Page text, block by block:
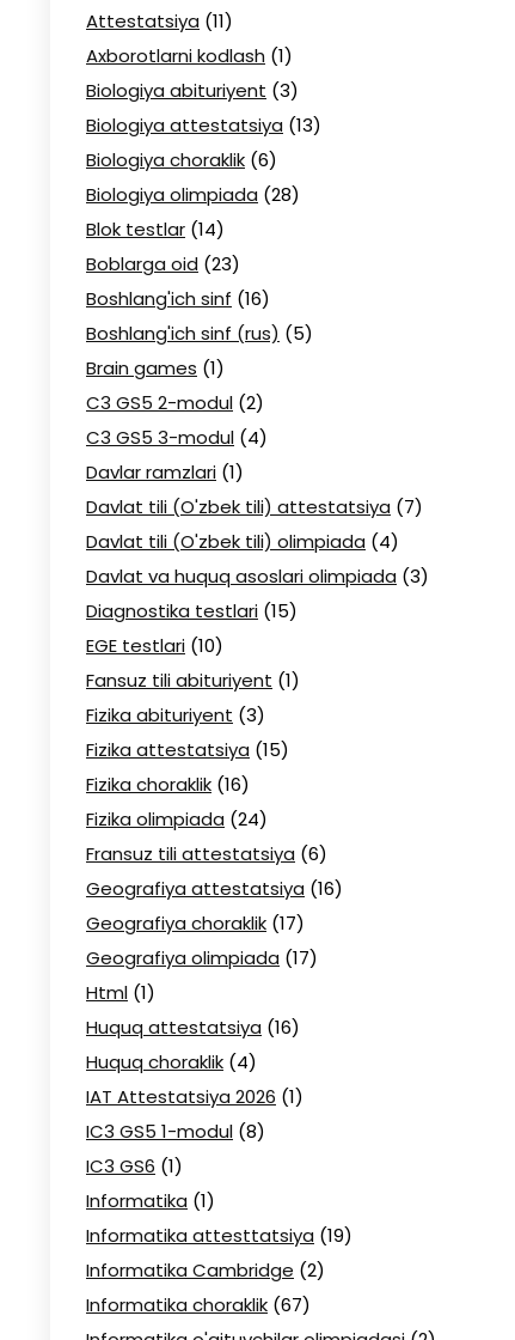
Attestatsiya (11)
Axborotlarni kodlash (1)
Biologiya abituriyent (3)
Biologiya attestatsiya (13)
Biologiya choraklik (6)
Biologiya olimpiada (28)
Blok testlar (14)
Boblarga oid (23)
Boshlang'ich sinf (16)
Boshlang'ich sinf (rus) (5)
Brain games (1)
C3 GS5 2-modul (2)
C3 GS5 3-modul (4)
Davlar ramzlari (1)
Davlat tili (O'zbek tili) attestatsiya (7)
Davlat tili (O'zbek tili) olimpiada (4)
Davlat va huquq asoslari olimpiada (3)
Diagnostika testlari (15)
EGE testlari (10)
Fansuz tili abituriyent (1)
Fizika abituriyent (3)
Fizika attestatsiya (15)
Fizika choraklik (16)
Fizika olimpiada (24)
Fransuz tili attestatsiya (6)
Geografiya attestatsiya (16)
Geografiya choraklik (17)
Geografiya olimpiada (17)
Html (1)
Huquq attestatsiya (16)
Huquq choraklik (4)
IAT Attestatsiya 2026 (1)
IC3 GS5 1-modul (8)
IC3 GS6 (1)
Informatika (1)
Informatika attesttatsiya (19)
Informatika Cambridge (2)
Informatika choraklik (67)